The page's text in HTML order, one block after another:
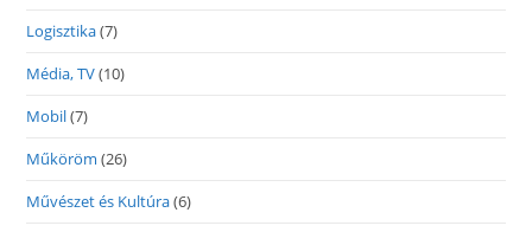
Logisztika(7)
Média, TV(10)
Mobil(7)
Műköröm (26)
Művészet és Kultúra(6)